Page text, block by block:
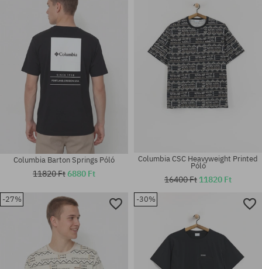
Elérhető méretek:
Elérhető méretek:
Columbia Barton Springs Póló
11820 Ft6880 Ft
Columbia CSC Heavyweight Printed
Póló
16400 Ft 11820 Ft
-27% -30%